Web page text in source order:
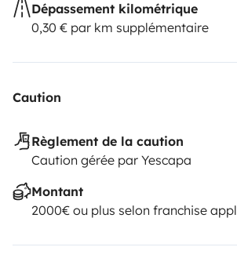
Dépassement kilométrique
0,30 € par km supplémentaire
Caution
Règlement de la caution
Caution gérée par Yescapa
Montant
2000€ ou plus selon franchise